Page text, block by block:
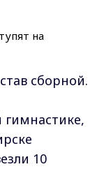
сборной.
гимнастике,
10